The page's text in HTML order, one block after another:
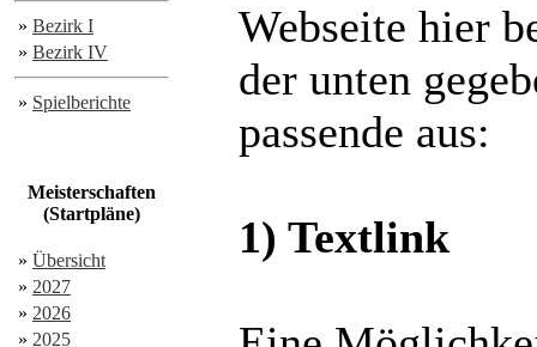
» Bezirk I
» Bezirk IV
» Spielberichte
Meisterschaften
(Startpläne)
» Übersicht
» 2027
» 2026
» 2025
Webseite hier
der unten
passende aus:
1) Textlink